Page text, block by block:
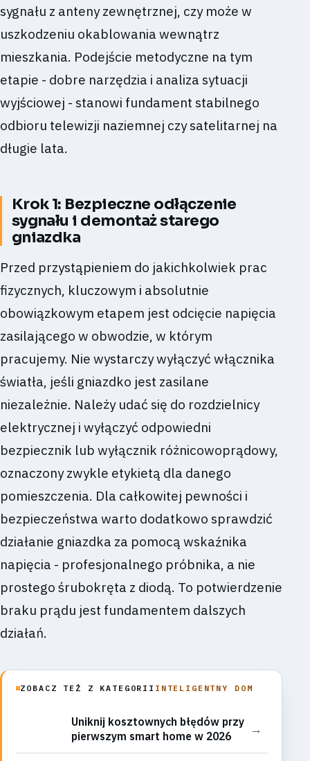
sygnału z anteny zewnętrznej, czy może w
uszkodzeniu okablowania wewnątrz
mieszkania. Podejście metodyczne na tym
etapie - dobre narzędzia i analiza sytuacji
wyjściowej - stanowi fundament stabilnego
odbioru telewizji naziemnej czy satelitarnej na
długie lata.
Krok 1: Bezpieczne odłączenie
sygnału i demontaż starego
gniazdka
Przed przystąpieniem do jakichkolwiek prac
fizycznych, kluczowym i absolutnie
obowiązkowym etapem jest odcięcie napięcia
zasilającego w obwodzie, w którym
pracujemy. Nie wystarczy wyłączyć włącznika
światła, jeśli gniazdko jest zasilane
niezależnie. Należy udać się do rozdzielnicy
elektrycznej i wyłączyć odpowiedni
bezpiecznik lub wyłącznik różnicowoprądowy,
oznaczony zwykle etykietą dla danego
pomieszczenia. Dla całkowitej pewności i
bezpieczeństwa warto dodatkowo sprawdzić
działanie gniazdka za pomocą wskaźnika
napięcia - profesjonalnego próbnika, a nie
prostego śrubokręta z diodą. To potwierdzenie
braku prądu jest fundamentem dalszych
działań.
ZOBACZ TEŻ Z KATEGORII INTELIGENTNY DOM
Uniknij kosztownych błędów przy
pierwszym smart home w 2026
→